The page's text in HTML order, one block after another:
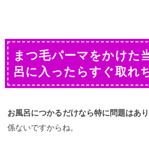
まつ毛パーマをかけた
呂に入ったらすぐ取れ
お風呂につかるだけなら特に問題はあり
係ないですからね。